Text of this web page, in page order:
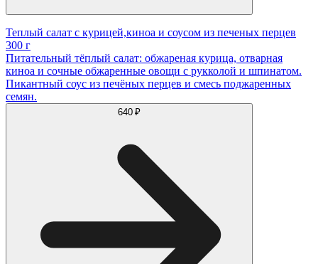
Теплый салат с курицей,киноа и соусом из печеных перцев
300 г
Питательный тёплый салат: обжареная курица, отварная
киноа и сочные обжаренные овощи с рукколой и шпинатом.
Пикантный соус из печёных перцев и смесь поджаренных
семян.
640 ₽